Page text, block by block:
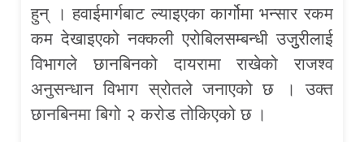
हुन् । हवाईमार्गबाट ल्याइएका कार्गोमा भन्सार रकम
कम देखाइएको नक्कली एरोबिलसम्बन्धी उजुुरीलाई
विभागले छानबिनको दायरामा राखेको राजश्व
अनुसन्धान विभाग स्रोतले जनाएको छ । उक्त
छानबिनमा बिगो २ करोड तोकिएको छ ।